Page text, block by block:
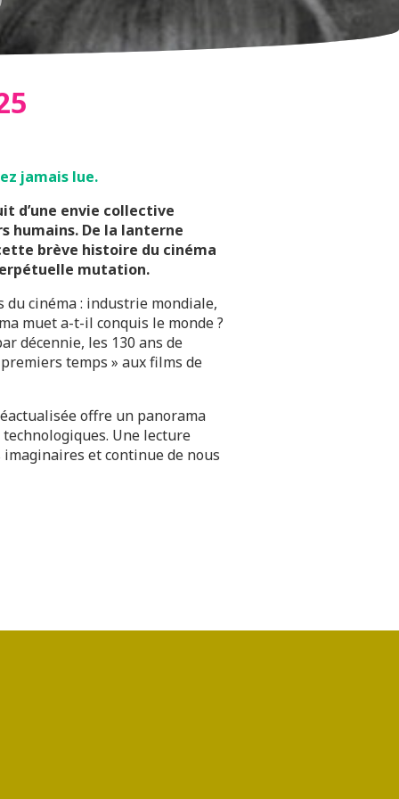
jamais lue.
d’une envie collective
humains. De la lanterne
brève histoire du cinéma
mutation.
cinéma : industrie mondiale,
muet a-t-il conquis le monde ?
décennie, les 130 ans de
temps » aux films de
offre un panorama
Une lecture
et continue de nous